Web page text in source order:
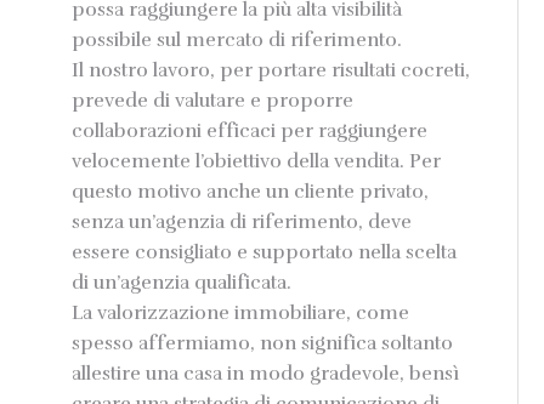
possa raggiungere la più alta visibilità
possibile sul mercato di riferimento.
Il nostro lavoro, per portare risultati cocreti,
prevede di valutare e proporre
collaborazioni efficaci per raggiungere
velocemente l’obiettivo della vendita. Per
questo motivo anche un cliente privato,
senza un’agenzia di riferimento, deve
essere consigliato e supportato nella scelta
di un’agenzia qualificata.
La valorizzazione immobiliare, come
spesso affermiamo, non significa soltanto
allestire una casa in modo gradevole, bensì